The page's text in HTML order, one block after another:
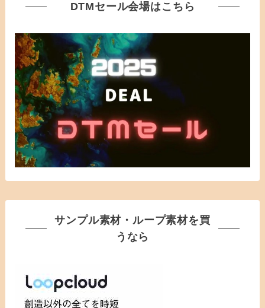
DTMセール会場はこちら
サンプル素材・ループ素材を買
うなら